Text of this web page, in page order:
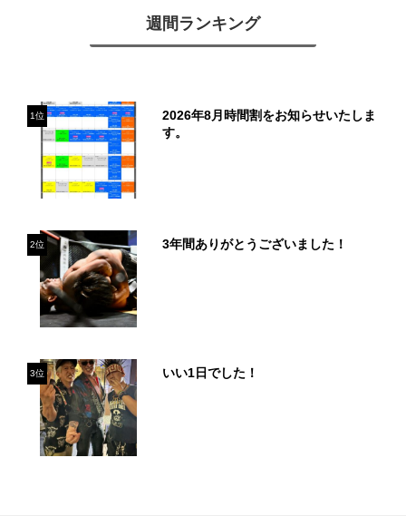
週間ランキング
1位
2026年8月時間割をお知らせいたしま
す。
2位 3年間ありがとうございました！
3位 いい1日でした！